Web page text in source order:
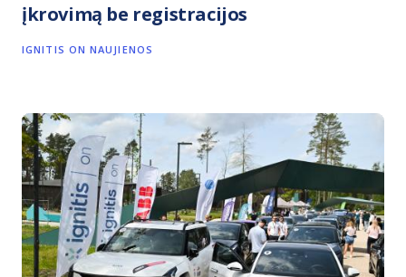
įkrovimą be registracijos
IGNITIS ON NAUJIENOS